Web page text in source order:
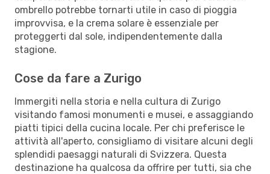
ombrello potrebbe tornarti utile in caso di pioggia
improvvisa, e la crema solare è essenziale per
proteggerti dal sole, indipendentemente dalla
stagione.
Cose da fare a Zurigo
Immergiti nella storia e nella cultura di Zurigo
visitando famosi monumenti e musei, e assaggiando
piatti tipici della cucina locale. Per chi preferisce le
attività all'aperto, consigliamo di visitare alcuni degli
splendidi paesaggi naturali di Svizzera. Questa
destinazione ha qualcosa da offrire per tutti, sia che